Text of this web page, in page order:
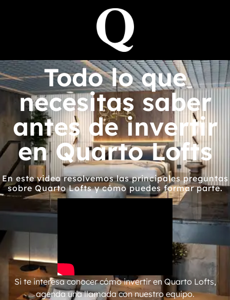
Todo lo que
necesitas saber
antes de invertir
en Quarto Lofts
En este video resolvemos las principales preguntas
sobre Quarto Lofts y cómo puedes formar parte.
Si te interesa conocer cómo invertir en Quarto Lofts,
agenda una llamada con nuestro equipo.